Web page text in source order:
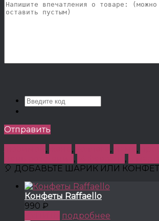
Отправить
, , , ,
, ,
🎈 ДОБАВЬТЕ ШАРИК ИЛИ
Конфеты Raffaello
990 ₽
подробнее